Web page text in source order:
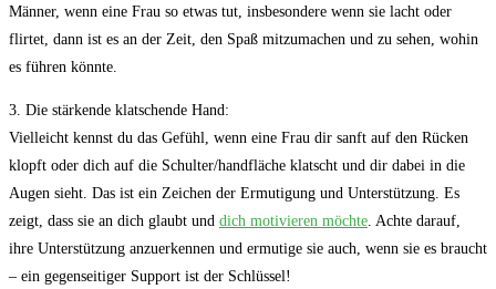
Männer, wenn eine Frau so etwas tut, insbesondere wenn sie lacht oder
flirtet, dann ist es an der Zeit, den Spaß mitzumachen und zu sehen, wohin
es führen könnte.
3. Die stärkende klatschende Hand:
Vielleicht kennst du das Gefühl, wenn eine Frau dir sanft auf den Rücken
klopft oder dich auf die Schulter/handfläche klatscht und dir dabei in die
Augen sieht. Das ist ein Zeichen der Ermutigung und Unterstützung. Es
zeigt, dass sie an dich glaubt und dich motivieren möchte. Achte darauf,
ihre Unterstützung anzuerkennen und ermutige sie auch, wenn sie es braucht
– ein gegenseitiger Support ist der Schlüssel!